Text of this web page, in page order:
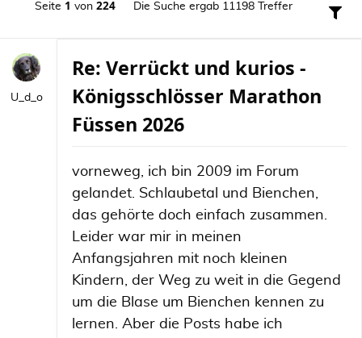
Seite 1 von 224 Die Suche ergab 11198 Treffer
U_d_o
Re: Verrückt und kurios -
Königsschlösser Marathon
Füssen 2026
vorneweg, ich bin 2009 im Forum
gelandet. Schlaubetal und Bienchen,
das gehörte doch einfach zusammen.
Leider war mir in meinen
Anfangsjahren mit noch kleinen
Kindern, der Weg zu weit in die Gegend
um die Blase um Bienchen kennen zu
lernen. Aber die Posts habe ich